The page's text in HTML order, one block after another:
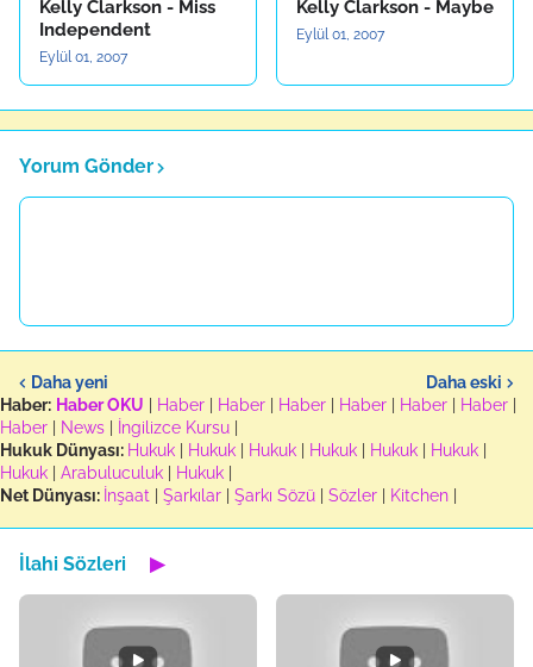
Kelly Clarkson - Miss
Independent
Eylül 01, 2007
Kelly Clarkson - Maybe
Eylül 01, 2007
Yorum Gönder
Daha yeni
Daha eski
Haber: Haber OKU Haber Haber Haber Haber Haber Haber
Haber
News İngilizce Kursu
Hukuk Dünyası: Hukuk Hukuk Hukuk Hukuk Hukuk Hukuk
Hukuk
Arabuluculuk Hukuk
Net Dünyası: İnşaat Şarkılar Şarkı Sözü Sözler Kitchen
İlahi Sözleri ▶